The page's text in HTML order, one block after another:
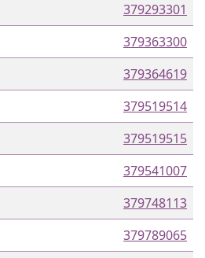
379293301
379363300
379364619
379519514
379519515
379541007
379748113
379789065